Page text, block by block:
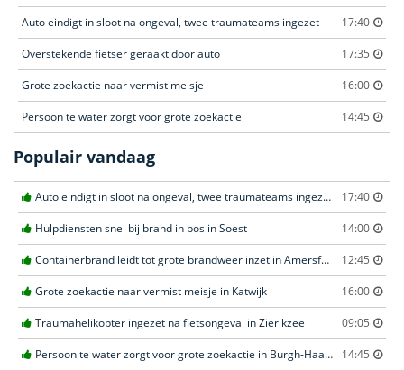
Auto eindigt in sloot na ongeval, twee traumateams ingezet 17:40
Overstekende fietser geraakt door auto 17:35
Grote zoekactie naar vermist meisje 16:00
Persoon te water zorgt voor grote zoekactie 14:45
Populair vandaag
Auto eindigt in sloot na ongeval, twee traumateams ingezet in Uden 17:40
Hulpdiensten snel bij brand in bos in Soest 14:00
Containerbrand leidt tot grote brandweer inzet in Amersfoort 12:45
Grote zoekactie naar vermist meisje in Katwijk 16:00
Traumahelikopter ingezet na fietsongeval in Zierikzee 09:05
Persoon te water zorgt voor grote zoekactie in Burgh-Haamstede 14:45